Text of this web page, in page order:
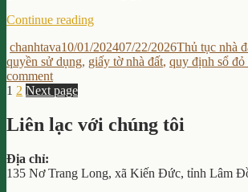
Continue reading“Tìm
về
Giấy
sở
hữu
mới
Author
chanhtavaPosted
on
10/01/202407/22/2026Categories
Thủ tục nhà
quyền sử dụng, giấy tờ nhà đất, quy định sổ đỏ
commenton
Tìm
về
Giấy
quyền
Posts
pagination
Page
1 Page
2 Next page
Liên lạc với chúng tôi
Địa chỉ:
135 Nơ Trang Long, xã Kiến Đức, tỉnh Lâm